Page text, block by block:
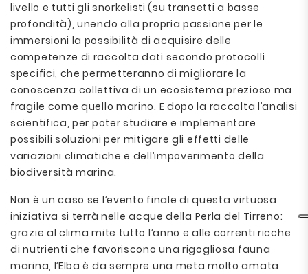
livello e tutti gli snorkelisti (su transetti a basse
profondità), unendo alla propria passione per le
immersioni la possibilità di acquisire delle
competenze di raccolta dati secondo protocolli
specifici, che permetteranno di migliorare la
conoscenza collettiva di un ecosistema prezioso ma
fragile come quello marino. E dopo la raccolta l’analisi
scientifica, per poter studiare e implementare
possibili soluzioni per mitigare gli effetti delle
variazioni climatiche e dell’impoverimento della
biodiversità marina.
Non è un caso se l’evento finale di questa virtuosa
iniziativa si terrà nelle acque della Perla del Tirreno:
grazie al clima mite tutto l’anno e alle correnti ricche
di nutrienti che favoriscono una rigogliosa fauna
marina, l’Elba è da sempre una meta molto amata